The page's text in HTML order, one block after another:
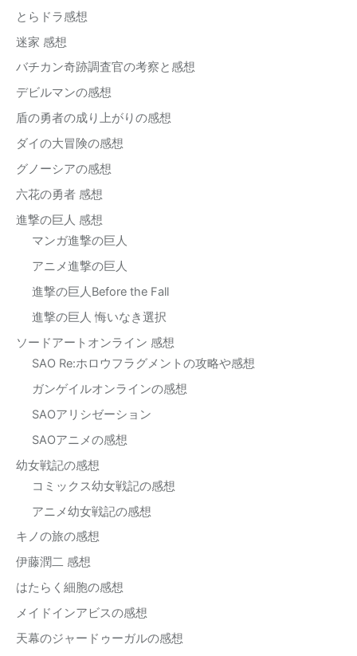
とらドラ感想
迷家 感想
バチカン奇跡調査官の考察と感想
デビルマンの感想
盾の勇者の成り上がりの感想
ダイの大冒険の感想
グノーシアの感想
六花の勇者 感想
進撃の巨人 感想
マンガ進撃の巨人
アニメ進撃の巨人
進撃の巨人Before the Fall
進撃の巨人 悔いなき選択
ソードアートオンライン 感想
SAO Re:ホロウフラグメントの攻略や感想
ガンゲイルオンラインの感想
SAOアリシゼーション
SAOアニメの感想
幼女戦記の感想
コミックス幼女戦記の感想
アニメ幼女戦記の感想
キノの旅の感想
伊藤潤二 感想
はたらく細胞の感想
メイドインアビスの感想
天幕のジャードゥーガルの感想